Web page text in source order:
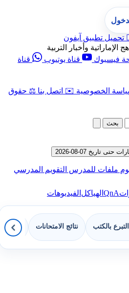
تحميل تطبيق آيفون
الإماراتية وأخبار التربية
فيسبوك قناة يوتيوب
قناة
الخصوصية ✉️ اتصل بنا ⚖️ حقوق
بحث
تاريخ 07-08-2026
ملفات للمدرس التقويم المدرسي
QnAالهياكلالفيديوهات
بالكتب نتائج الامتحانات